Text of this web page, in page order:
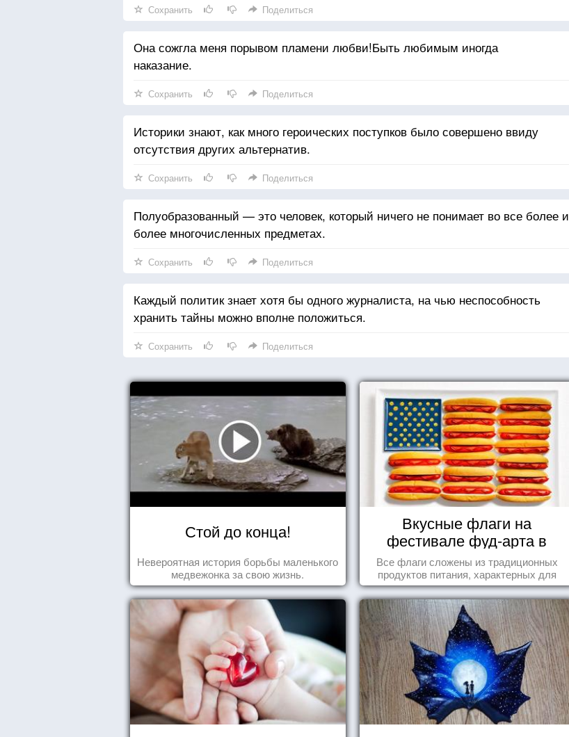
Сохранить Поделиться
Она сожгла меня порывом пламени любви!Быть любимым иногда
наказание.
Сохранить Поделиться
Историки знают, как много героических поступков было совершено ввиду
отсутствия других альтернатив.
Сохранить Поделиться
Полуобразованный — это человек, который ничего не понимает во все более и
более многочисленных предметах.
Сохранить Поделиться
Каждый политик знает хотя бы одного журналиста, на чью неспособность
хранить тайны можно вполне положиться.
Сохранить Поделиться
Стой до конца!
Невероятная история борьбы маленького
медвежонка за свою жизнь.
Вкусные флаги на
фестивале фуд-арта в
Сиднее
Все флаги сложены из традиционных
продуктов питания, характерных для
этих стран.